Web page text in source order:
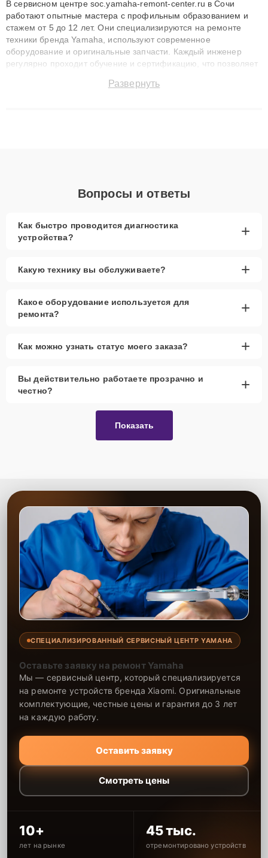
В сервисном центре soc.yamaha-remont-center.ru в Сочи
работают опытные мастера с профильным образованием и
стажем от 5 до 12 лет. Они специализируются на ремонте
техники бренда Yamaha, используют современное
оборудование и оригинальные запчасти. Каждый инженер
регулярно проходит обучение и сертификацию, что позволяет
технику с сохранением гарантии до 3 лет. Наши мастера
Развернуть
Вопросы и ответы
Как быстро проводится диагностика
устройства?
+
Какую технику вы обслуживаете? +
Какое оборудование используется для
ремонта?
+
Как можно узнать статус моего заказа? +
Вы действительно работаете прозрачно и
честно?
+
Показать
СПЕЦИАЛИЗИРОВАННЫЙ СЕРВИСНЫЙ ЦЕНТР YAMAHA
Оставьте заявку на ремонт Yamaha
Мы — сервисный центр, который специализируется
на ремонте устройств бренда Xiaomi. Оригинальные
комплектующие, честные цены и гарантия до 3 лет
на каждую работу.
Оставить заявку
Смотреть цены
10+
лет на рынке
45 тыс.
отремонтировано устройств